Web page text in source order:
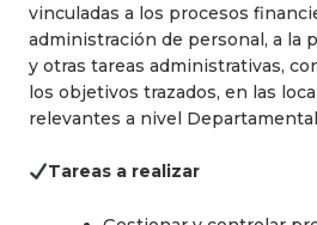
vinculadas a los procesos
administración de personal, a la
y otras tareas administrativas,
los objetivos trazados, en las
relevantes a nivel
Tareas a realizar